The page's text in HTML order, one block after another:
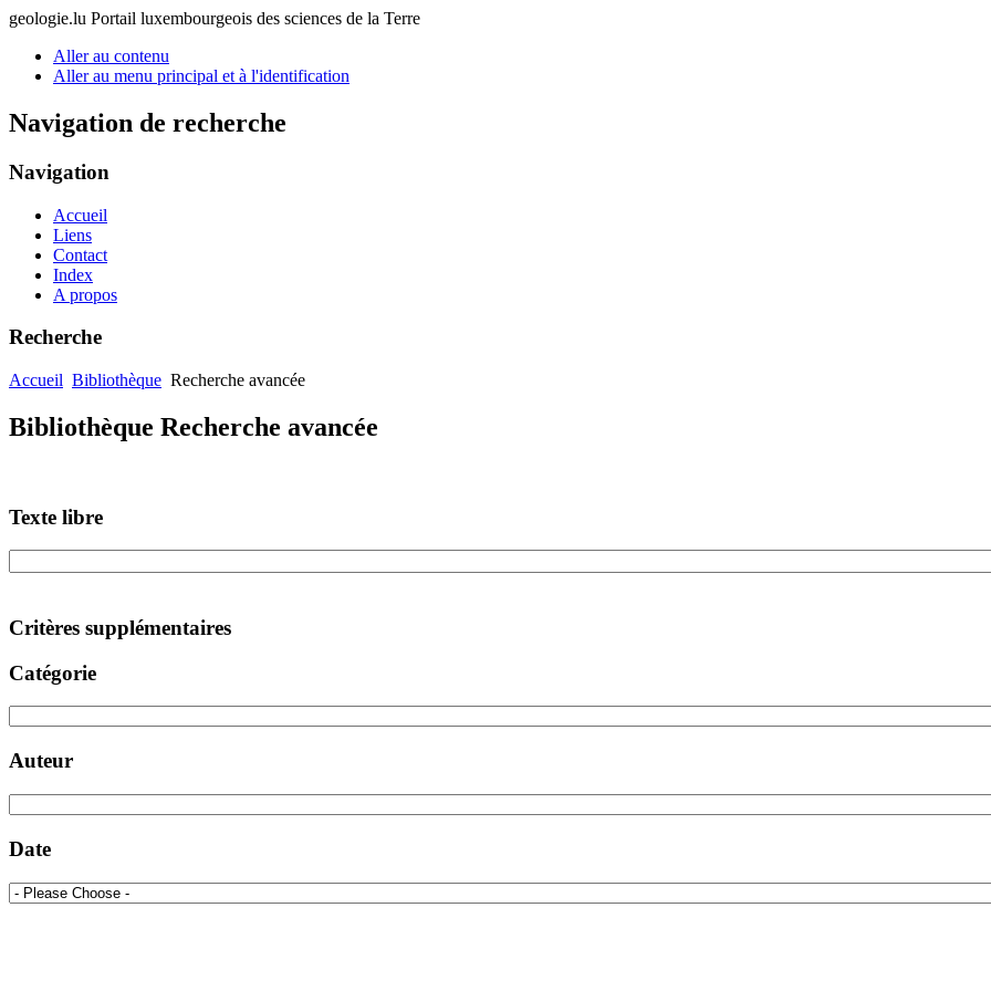
geologie.lu Portail luxembourgeois des sciences de la Terre
Aller au contenu
Aller au menu principal et à l'identification
Navigation de recherche
Navigation
Accueil
Liens
Contact
Index
A propos
Recherche
Accueil Bibliothèque Recherche avancée
Bibliothèque Recherche avancée
Texte libre
Critères supplémentaires
Catégorie
Auteur
Date